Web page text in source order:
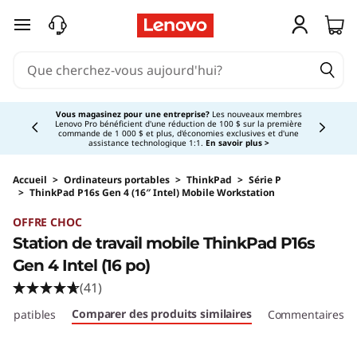
passer au contenu principal
Vous magasinez pour une entreprise?Les nouveaux membres
Lenovo Pro bénéficient d'une réduction de 100 $ sur la première
commande de 1 000 $ et plus, d'économies exclusives et d'une
assistance technologique 1:1. En savoir plus >
Currently displaying item 3 of 5
Accueil > Ordinateurs portables > ThinkPad > Série P
> ThinkPad P16s Gen 4 (16″ Intel) Mobile Workstation
OFFRE CHOC
Station de travail mobile ThinkPad P16s
Gen 4 Intel (16 po)
(41)
Comparer des produits similaires Commentaires